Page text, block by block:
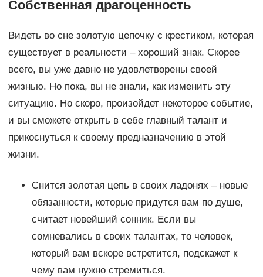
Собственная драгоценность
Видеть во сне золотую цепочку с крестиком, которая
существует в реальности – хороший знак. Скорее
всего, вы уже давно не удовлетворены своей
жизнью. Но пока, вы не знали, как изменить эту
ситуацию. Но скоро, произойдет некоторое событие,
и вы сможете открыть в себе главный талант и
прикоснуться к своему предназначению в этой
жизни.
Снится золотая цепь в своих ладонях – новые
обязанности, которые придутся вам по душе,
считает новейший сонник. Если вы
сомневались в своих талантах, то человек,
который вам вскоре встретится, подскажет к
чему вам нужно стремиться.